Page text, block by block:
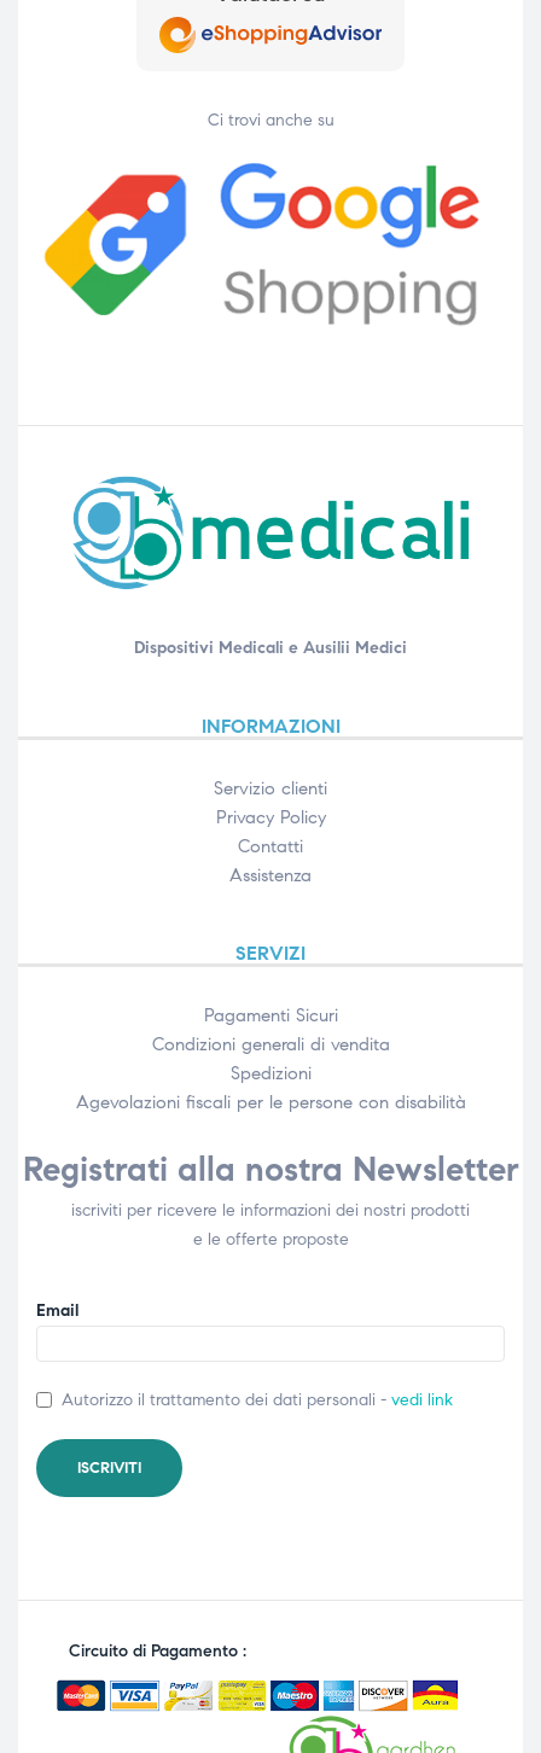
Ci trovi anche su
Dispositivi Medicali e Ausilii Medici
INFORMAZIONI
Servizio clienti
Privacy Policy
Contatti
Assistenza
SERVIZI
Pagamenti Sicuri
Condizioni generali di vendita
Spedizioni
Agevolazioni fiscali per le persone con disabilità​
Registrati alla nostra Newsletter
iscriviti per ricevere le informazioni dei nostri prodotti
e le offerte proposte
Email
Autorizzo il trattamento dei dati personali - vedi link
Circuito di Pagamento :